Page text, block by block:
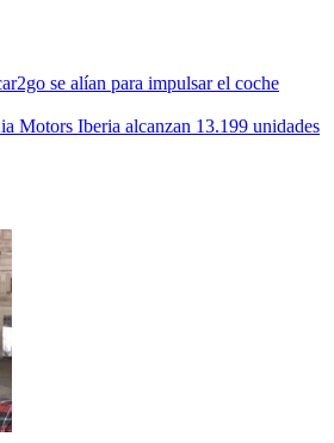
se alían para impulsar el coche
Motors Iberia alcanzan 13.199 unidades